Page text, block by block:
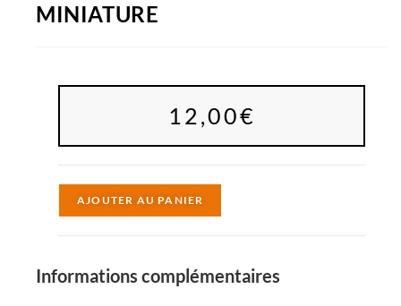
MINIATURE
12,00€
AJOUTER AU PANIER
Informations complémentaires